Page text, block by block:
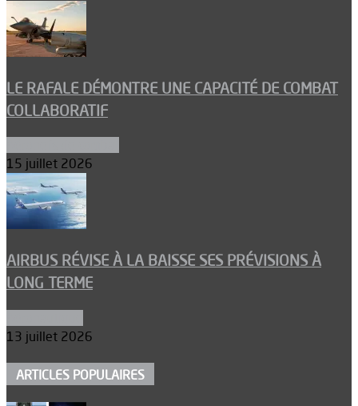
LE RAFALE DÉMONTRE UNE CAPACITÉ DE COMBAT
COLLABORATIF
15 juillet 2026
AIRBUS RÉVISE À LA BAISSE SES PRÉVISIONS À
LONG TERME
13 juillet 2026
ARTICLES POPULAIRES